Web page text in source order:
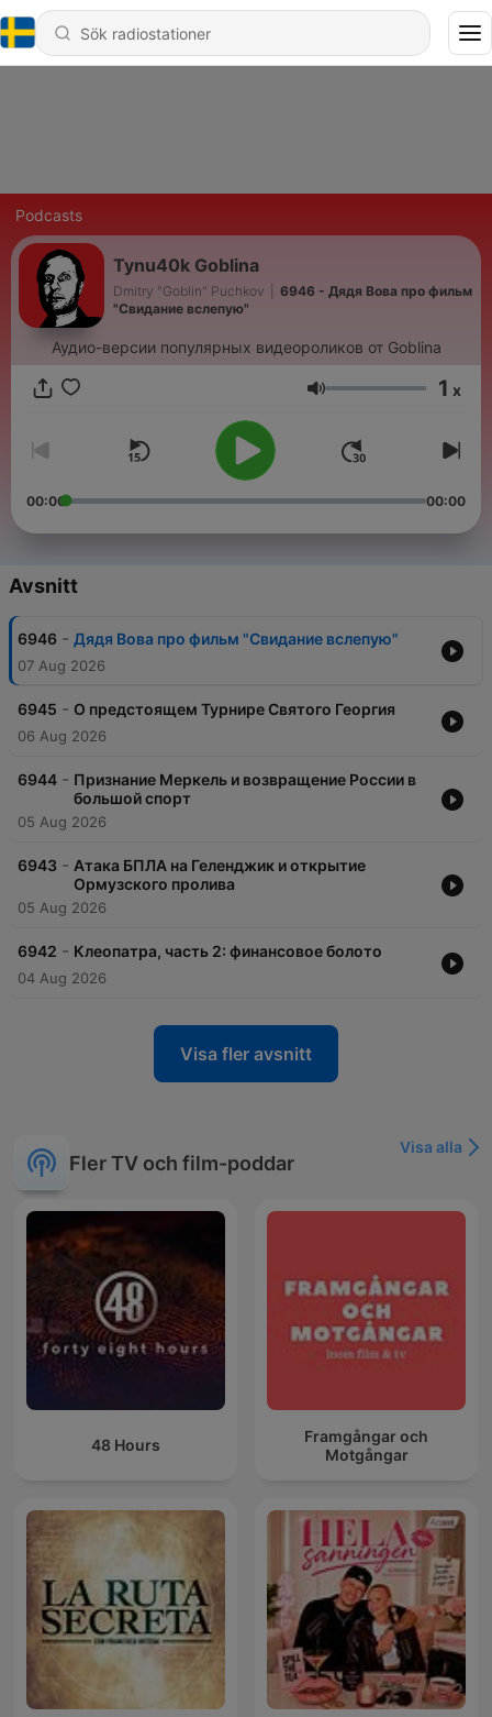
Podcasts
Tynu40k Goblina
Dmitry "Goblin" Puchkov
6946 - Дядя Вова про фильм
"Свидание вслепую"
Аудио-версии популярных видеороликов от Goblina
Volym 1 x
00:00 00:00
Avsnitt
6946 - Дядя Вова про фильм "Свидание вслепую"
07 Aug 2026
6945 - О предстоящем Турнире Святого Георгия
06 Aug 2026
6944 - Признание Меркель и возвращение России в
большой спорт
05 Aug 2026
6943 - Атака БПЛА на Геленджик и открытие
Ормузского пролива
05 Aug 2026
6942 - Клеопатра, часть 2: финансовое болото
04 Aug 2026
Visa fler avsnitt
Fler TV och film-poddar
Visa alla
48 Hours
Framgångar och
Motgångar